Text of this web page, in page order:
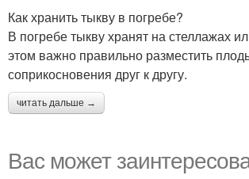
Как хранить тыкву в погребе?
В погребе тыкву хранят на стеллажах
этом важно правильно разместить
соприкосновения друг к другу.
читать дальше →
Вас может